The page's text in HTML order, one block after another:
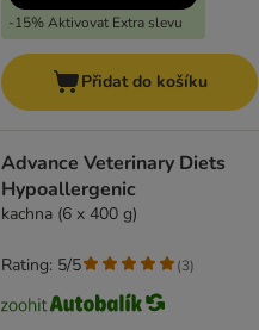
-15% Aktivovat Extra slevu
Přidat do košíku
Advance Veterinary Diets
Hypoallergenic
kachna (6 x 400 g)
Rating: 5/5 (3)